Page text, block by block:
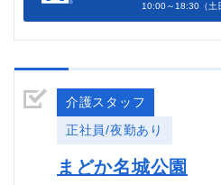
10:00～18:30（土
介護スタッフ
正社員/夜勤あり
まどか名城公園